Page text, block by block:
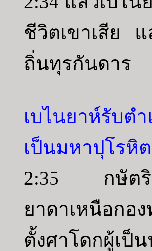
ชีวิตเขาเสีย แ
ถิ่นทุรกันดาร
เบไนยาห์รับ
เป็นมหาปุโรหิต
2:35 กษัตริย์
ยาดาเหนือกอ
ตั้งศาโดกผู้เป็